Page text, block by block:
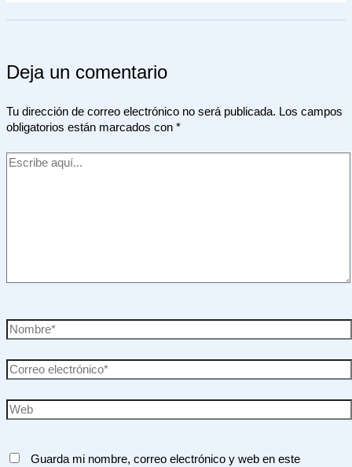
Deja un comentario
Tu dirección de correo electrónico no será publicada. Los campos
obligatorios están marcados con *
Escribe
Nombre*
Correo
electrónico*
Web
Guarda mi nombre, correo electrónico y web en este